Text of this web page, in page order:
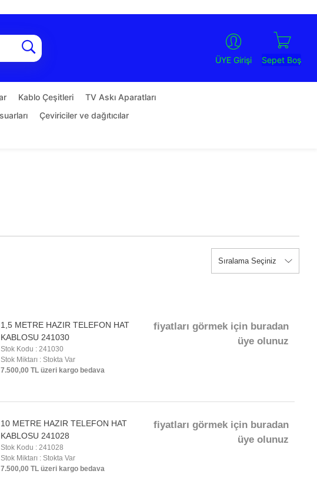
ÜYE Girişi Sepet Boş
Kablo Çeşitleri
TV Askı Aparatları
Çeviriciler ve dağıtıcılar
1,5 METRE HAZIR TELEFON HAT
KABLOSU 241030
Stok Kodu : 241030
Stok Miktarı : Stokta Var
7.500,00 TL üzeri kargo bedava
fiyatları görmek için buradan
üye olunuz
10 METRE HAZIR TELEFON HAT
KABLOSU 241028
Stok Kodu : 241028
Stok Miktarı : Stokta Var
7.500,00 TL üzeri kargo bedava
fiyatları görmek için buradan
üye olunuz